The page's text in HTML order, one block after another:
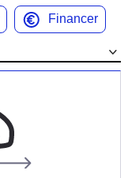
Financer